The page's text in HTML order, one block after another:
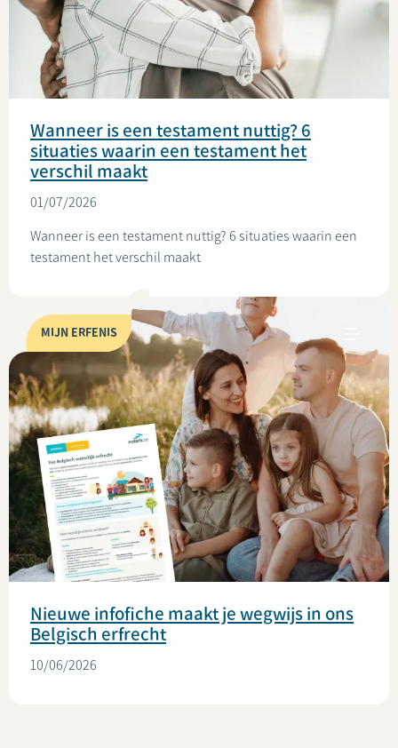
Wanneer is een testament nuttig? 6
situaties waarin een testament het
verschil maakt
01/07/2026
Wanneer is een testament nuttig? 6 situaties waarin een
testament het verschil maakt
MIJN ERFENIS
Nieuwe infofiche maakt je wegwijs in ons
Belgisch erfrecht
10/06/2026